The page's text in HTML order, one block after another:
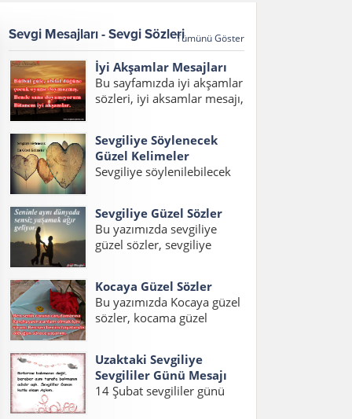
Sevgi Mesajları - Sevgi SözleriTümünü Göster
İyi Akşamlar Mesajları
Bu sayfamızda iyi akşamlar
sözleri, iyi aksamlar mesajı,
akşamlar mesajı, en güzel
iyi akşamlar mesajı
yazılarını bulabilirsiniz.
çocuk oyuna doymazmış....
Sevgiliye Söylenecek
Güzel Kelimeler
Sevgiliye söylenilebilecek
içerisinde sevgiliye
söylenecek en güzel
kelimeler, erkek sevgiliye
sevgiliye söylenecek güzel
aşk kelimelerini
okuyabilirsiniz. Sevgiliye
Söylenecek En Güzel...
Sevgiliye Güzel Sözler
Bu yazımızda sevgiliye
güzel sözler, sevgiliye
sözler kısa, sevgiliye kısa
sözler, sevgiliye aşk sözleri
konulu bir yazı hazırladık.
sözler,sevgiliye güzel...
Kocaya Güzel Sözler
Bu yazımızda Kocaya güzel
sözler, kocama güzel
güzel mesajlar, kocama
mesaj konuları üzerinde bir
sayfa hazırladık. İnsanların
Uzaktaki Sevgiliye
Sevgililer Günü Mesajı
14 Şubat sevgililer günü